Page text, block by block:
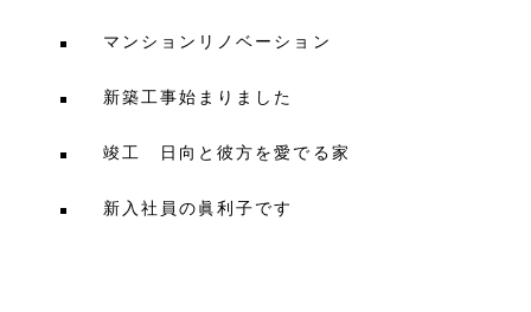
マンションリノベーション
新築工事始まりました
竣工 日向と彼方を愛でる家
新入社員の眞利子です